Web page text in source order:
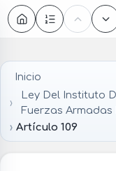
Inicio
Ley Del Instituto
Fuerzas Armadas
Artículo 109